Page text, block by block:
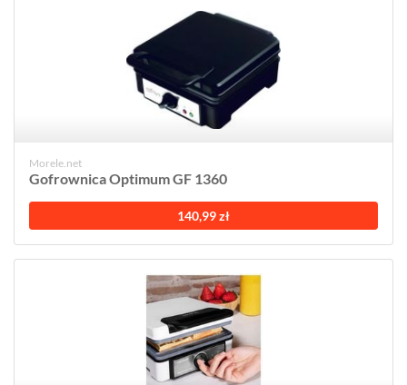
Morele.net
Gofrownica Optimum GF 1360
140,99 zł